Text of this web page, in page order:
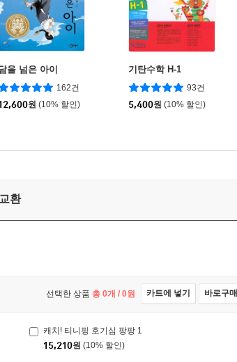
을 넘은 아이
162건
원 (10% 할인)
기탄수학 H-1
93건
5,400원 (10% 할인)
환
선택한 상품 총 0개 / 0원 카트에 넣기 바로구매
캐치! 티니핑 호기심 팡팡 1
15,210원 (10% 할인)